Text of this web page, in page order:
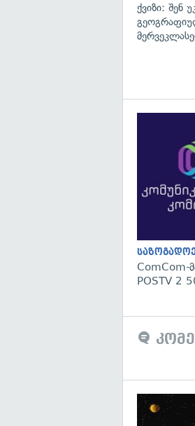
ქვიზი: შენ
ComCom-
POSTV 2